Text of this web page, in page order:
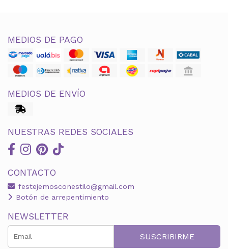
MEDIOS DE PAGO
MEDIOS DE ENVÍO
NUESTRAS REDES SOCIALES
CONTACTO
festejemosconestilo@gmail.com
Botón de arrepentimiento
NEWSLETTER
SUSCRIBIRME